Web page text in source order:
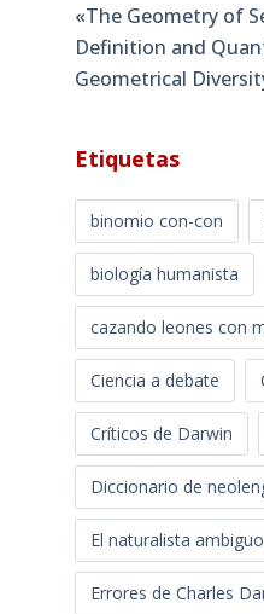
«The Geometry of
Definition and
Geometrical
Etiquetas
binomio con-con
biología humanista
cazando leones con
Ciencia a debate
Críticos de Darwin
Diccionario de
El naturalista ambiguo
Errores de Charles